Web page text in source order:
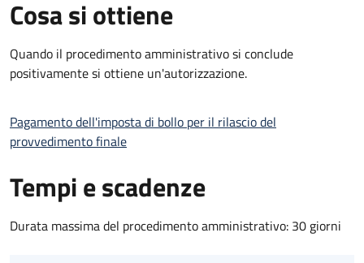
Cosa si ottiene
Quando il procedimento amministrativo si conclude
positivamente si ottiene un'autorizzazione.
Pagamento dell'imposta di bollo per il rilascio del
provvedimento finale
Tempi e scadenze
Durata massima del procedimento amministrativo: 30 giorni